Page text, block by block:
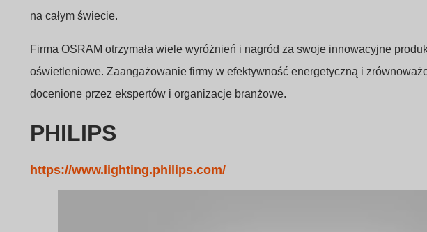
na całym świecie.
Firma OSRAM otrzymała wiele wyróżnień i nagród za swoje innowacyjne
oświetleniowe. Zaangażowanie firmy w efektywność energetyczną i
docenione przez ekspertów i organizacje branżowe.
PHILIPS
https://www.lighting.philips.com/